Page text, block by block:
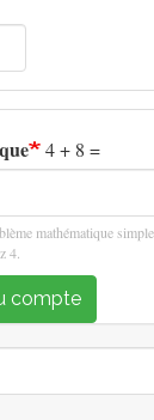
4 + 8 =
mathématique
4.
compte